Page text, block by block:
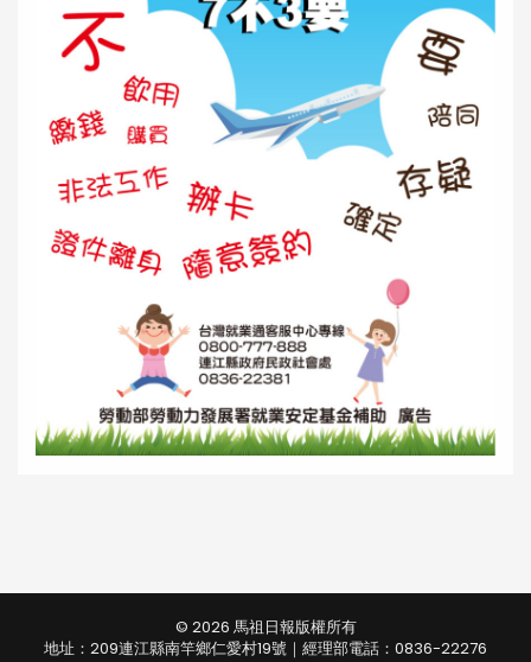
© 2026 馬祖日報版權所有
地址：209連江縣南竿鄉仁愛村19號｜經理部電話：0836-22276